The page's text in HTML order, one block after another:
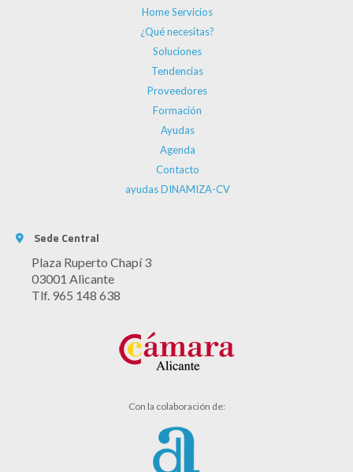
Home Servicios
¿Qué necesitas?
Soluciones
Tendencias
Proveedores
Formación
Ayudas
Agenda
Contacto
ayudas DINAMIZA-CV
Sede Central
Plaza Ruperto Chapí 3
03001 Alicante
Tlf. 965 148 638
Con la colaboración de: